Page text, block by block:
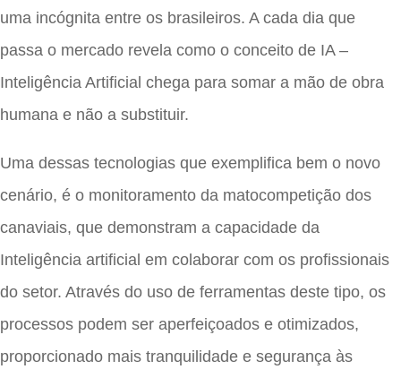
uma incógnita entre os brasileiros. A cada dia que
passa o mercado revela como o conceito de IA –
Inteligência Artificial chega para somar a mão de obra
humana e não a substituir.
Uma dessas tecnologias que exemplifica bem o novo
cenário, é o monitoramento da matocompetição dos
canaviais, que demonstram a capacidade da
Inteligência artificial em colaborar com os profissionais
do setor. Através do uso de ferramentas deste tipo, os
processos podem ser aperfeiçoados e otimizados,
proporcionado mais tranquilidade e segurança às